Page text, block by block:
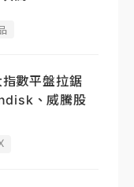
指數平盤拉鋸
、威騰股